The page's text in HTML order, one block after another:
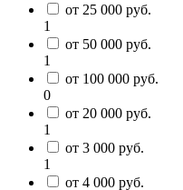
от 25 000 руб.
1
от 50 000 руб.
1
от 100 000 руб.
0
от 20 000 руб.
1
от 3 000 руб.
1
от 4 000 руб.